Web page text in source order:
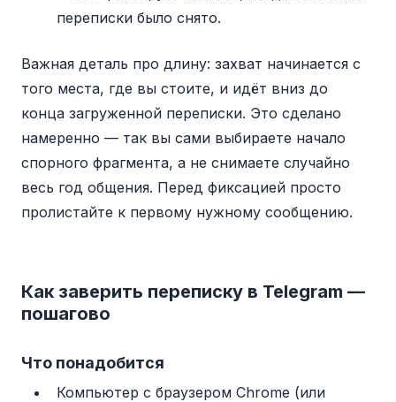
переписки было снято.
Важная деталь про длину: захват начинается с
того места, где вы стоите, и идёт вниз до
конца загруженной переписки. Это сделано
намеренно — так вы сами выбираете начало
спорного фрагмента, а не снимаете случайно
весь год общения. Перед фиксацией просто
пролистайте к первому нужному сообщению.
Как заверить переписку в Telegram —
пошагово
Что понадобится
Компьютер с браузером Chrome (или